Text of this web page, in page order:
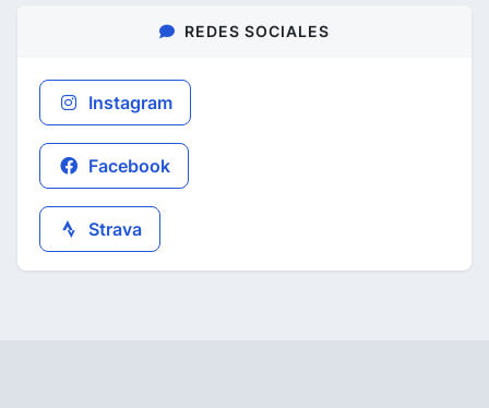
REDES SOCIALES
Instagram
Facebook
Strava